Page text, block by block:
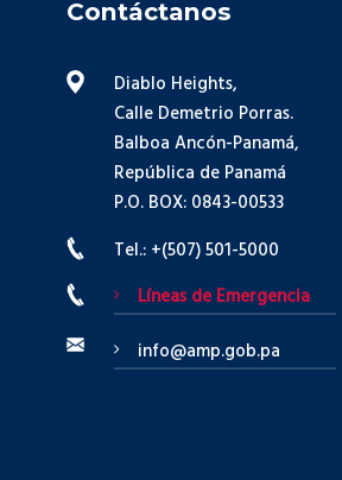
Contáctanos
Diablo Heights,
Calle Demetrio Porras.
Balboa Ancón-Panamá,
República de Panamá
P.O. BOX: 0843-00533
Tel.: +(507) 501-5000
Líneas de Emergencia
info@amp.gob.pa